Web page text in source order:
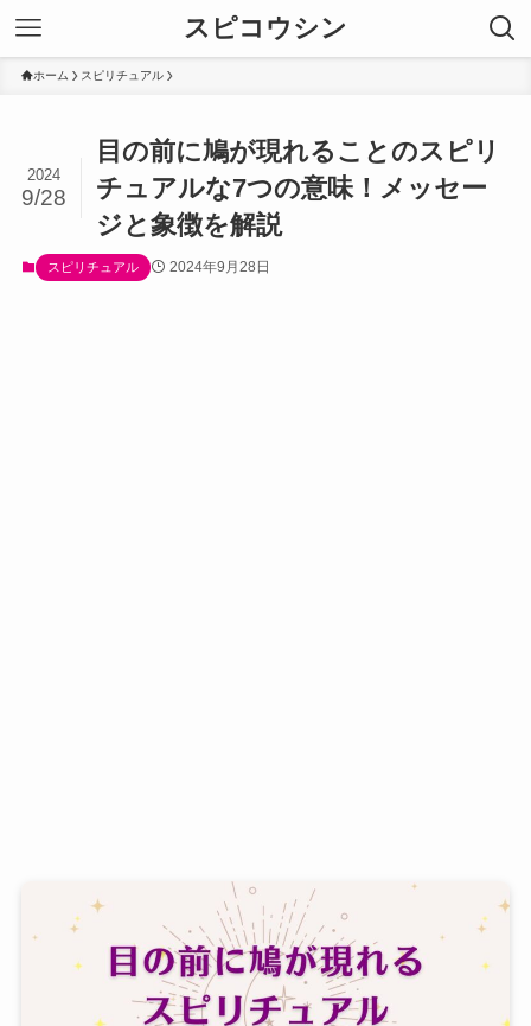
スピコウシン
ホーム スピリチュアル
目の前に鳩が現れることのスピリ
チュアルな7つの意味！メッセー
ジと象徴を解説
2024
9/28
スピリチュアル 2024年9月28日